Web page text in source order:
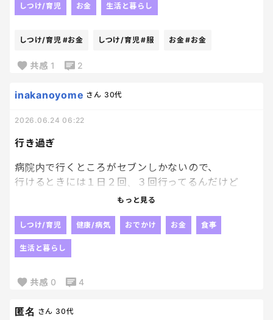
しつけ/育児 お金 生活と暮らし
しつけ/育児 #お金 しつけ/育児#服 お金#お金
共感 1 2
行き過ぎ
inakanoyome さん 30代
2026.06.24 06:22
病院内で行くところがセブンしかないので、
行けるときには１日２回、３回行ってるんだけど
そろそろ、めっちゃ来るなこのお母さん。って
一回で買えばいいのに・・・とか思われてそう。笑
逆に同じことしてる人結構いたりすんのかな😂
この機会にから揚げ棒の美味しさに目覚めてしまっ
アタシの学生時代は９８円だったんだけど、
もっと見る
しつけ/育児 健康/病気 おでかけ お金 食事
生活と暮らし
共感 0 4
匿名 さん 30代